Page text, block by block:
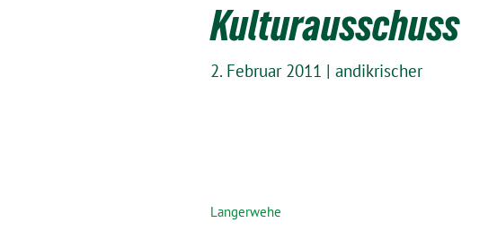
Kulturausschuss
2. Februar 2011 | andikrischer
Langerwehe